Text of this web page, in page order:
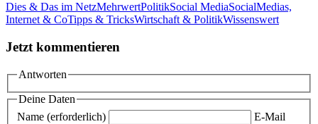
Dies & Das im NetzMehrwertPolitikSocial MediaSocialMedias,
Internet & CoTipps & TricksWirtschaft & PolitikWissenswert
Jetzt kommentieren
Antworten
Deine Daten
Name (erforderlich)
E-Mail